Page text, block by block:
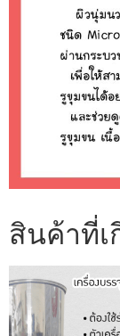
สินค้าที่เ